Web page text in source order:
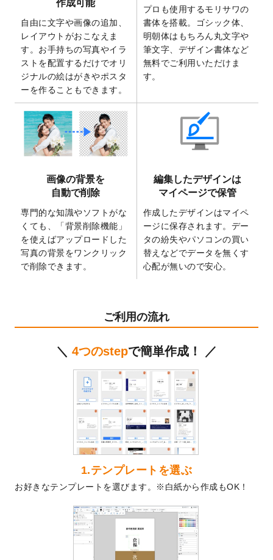
トを追加いたしました。
2025/6/30
暑中見舞いのデザインテンプレートを追加
しました。
2025/6/27
キャンバスプリントのデザインテンプレー
トを追加いたしました。
2025/6/24
2026年版1月始まりのカレンダーデザイン
テンプレートを公開いたしました。
2025/6/9
「背景削除機能
」を実装しました。
2025/4/3
DMのデザインテンプレートを追加しまし
た。
を追加しました。
マスキングテープのデザインテンプレート
を追加しました。
2025/1/15
配置できるデータ形式が増えました。
（pdf、psd、eps、tifに対応）
2024/12/24
2025年版4月始まりのカレンダーデザイン
箔押し年賀状のデザインテンプレート
ステッカーのデザインテンプレート
しました。
2025年巳年の年賀状デザインテンプレート
を公開いたしました。
喪中はがきのデザインテンプレート
いたしました。
2025年版1月始まりのカレンダーデザイン
テンプレート
を公開いたしました。
なりました！
プラスチックカードのデザインテンプレー
トを追加しました。
回数券のデザインテンプレート
した。
作成可能
自由に文字や画像の追加、
レイアウトがおこなえま
す。お手持ちの写真やイラ
ストを配置するだけでオリ
ジナルの絵はがきやポスタ
ーを作ることもできます。
プロも使用するモリサワの
書体を搭載。ゴシック体、
明朝体はもちろん丸文字や
筆文字、デザイン書体など
無料でご利用いただけま
す。
画像の背景を
自動で削除
専門的な知識やソフトがな
くても、「背景削除機能」
を使えばアップロードした
写真の背景をワンクリック
で削除できます。
編集したデザインは
マイページで保管
作成したデザインはマイペ
ージに保存されます。デー
タの紛失やパソコンの買い
替えなどでデータを無くす
心配が無いので安心。
ご利用の流れ
＼ 4つのstepで簡単作成！ ／
1.テンプレートを選ぶ
お好きなテンプレートを選びます。※白紙から作成もOK！